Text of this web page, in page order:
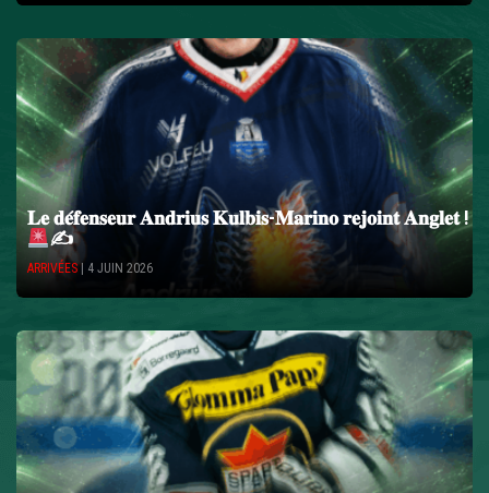
𝐋𝐞 𝐝𝐞́𝐟𝐞𝐧𝐬𝐞𝐮𝐫 𝐀𝐧𝐝𝐫𝐢𝐮𝐬 𝐊𝐮𝐥𝐛𝐢𝐬-𝐌𝐚𝐫𝐢𝐧𝐨 𝐫𝐞𝐣𝐨𝐢𝐧𝐭 𝐀𝐧𝐠𝐥𝐞𝐭 !
✍
ARRIVÉES | 4 JUIN 2026